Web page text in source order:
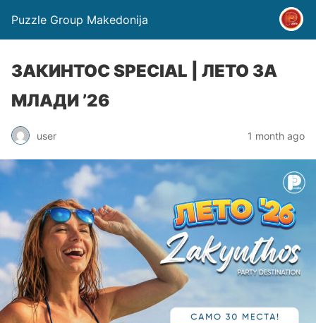
Puzzle Group Makedonija
ЗАКИНТОС SPECIAL | ЛЕТО ЗА
МЛАДИ ’26
user 1 month ago